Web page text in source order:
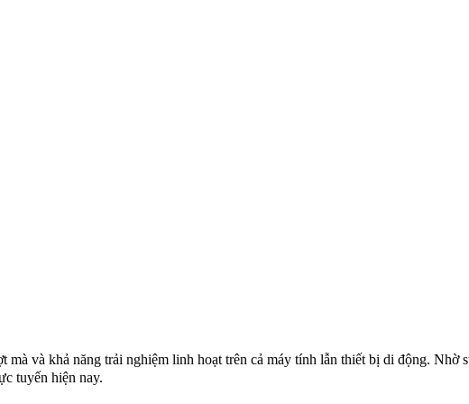
và khả năng trải nghiệm linh hoạt trên cả máy tính lẫn thiết bị di động. Nhờ
tuyến hiện nay.